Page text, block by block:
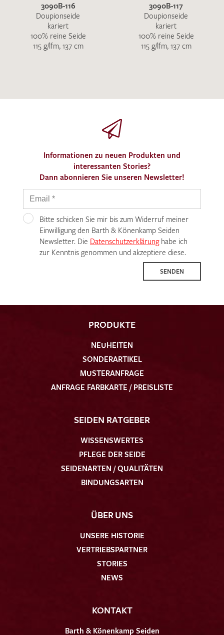
3090B-116
Doupionseide
kariert
100% reine Seide
115 g/lfm, 137 cm
3090B-117
Doupionseide
kariert
100% reine Seide
115 g/lfm, 137 cm
Informationen zu neuen Produkten und
interessanten Stories?
Dann abonnieren Sie unseren Newsletter!
Bitte schicken Sie mir bis zum Widerruf meiner
Einwilligung den Barth & Könenkamp Seiden
Newsletter. Die Datenschutzerklärunghabe ich
zur Kenntnis genommen und akzeptiere diese.
SENDEN
PRODUKTE
NEUHEITEN
SONDERARTIKEL
MUSTERANFRAGE
ANFRAGE FARBKARTE / PREISLISTE
SEIDEN RATGEBER
WISSENSWERTES
PFLEGE DER SEIDE
SEIDENARTEN / QUALITÄTEN
BINDUNGSARTEN
ÜBER UNS
UNSERE HISTORIE
VERTRIEBSPARTNER
STORIES
NEWS
KONTAKT
Barth & Könenkamp Seiden